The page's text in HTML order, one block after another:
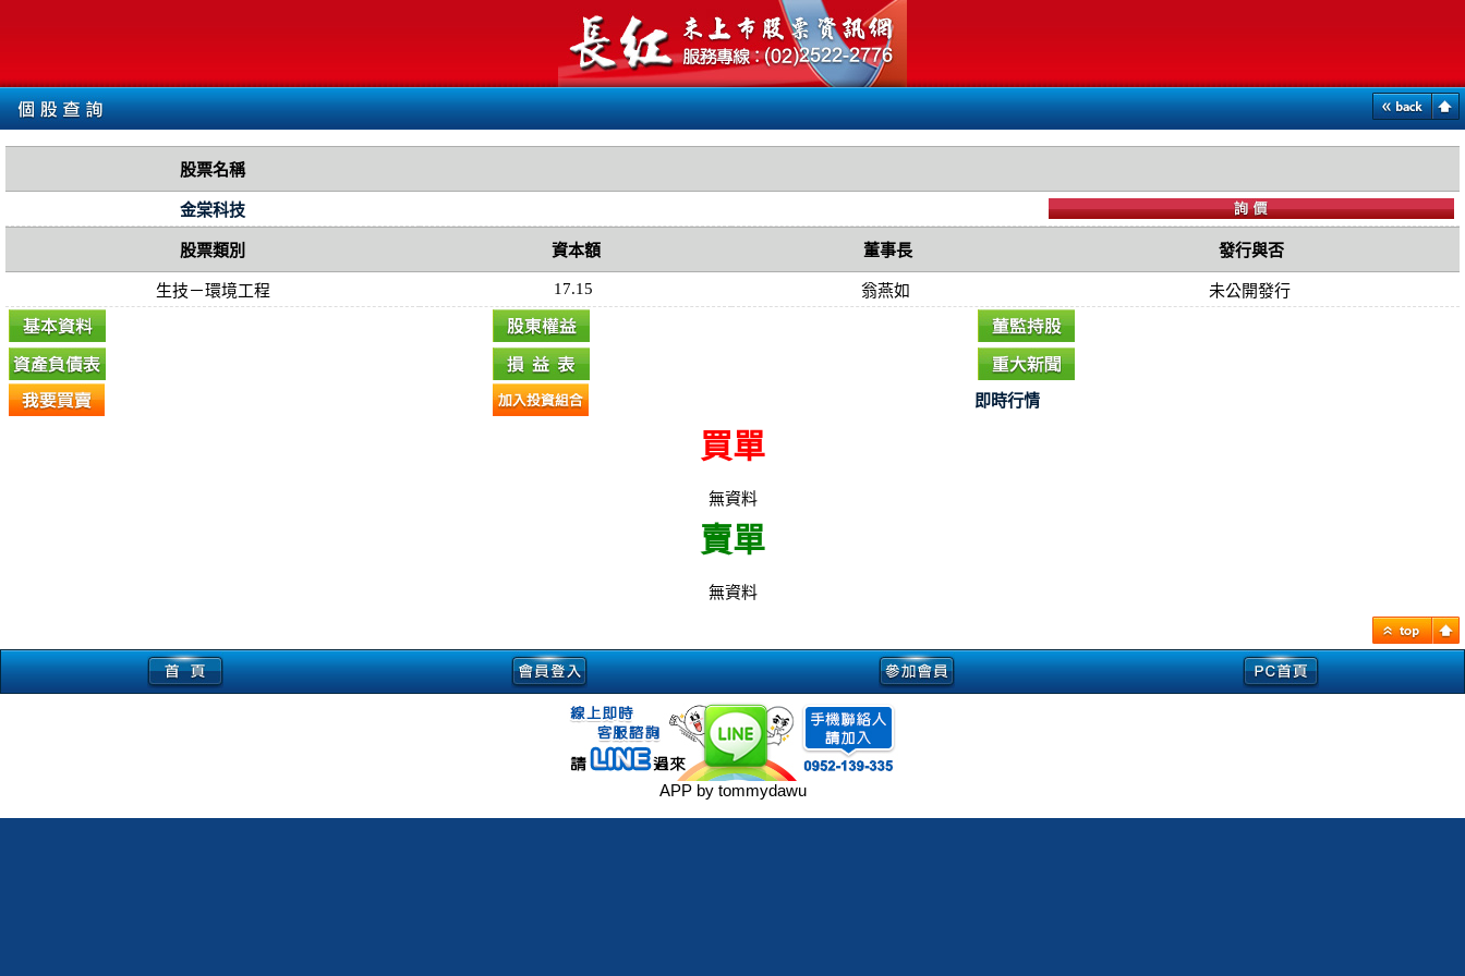
股票名稱
金棠科技
股票類別 資本額 董事長 發行與否
生技－環境工程 17.15 翁燕如 未公開發行
即時行情
買單
無資料
賣單
無資料
APP by tommydawu